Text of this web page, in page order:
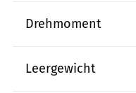
Drehmoment
Leergewicht